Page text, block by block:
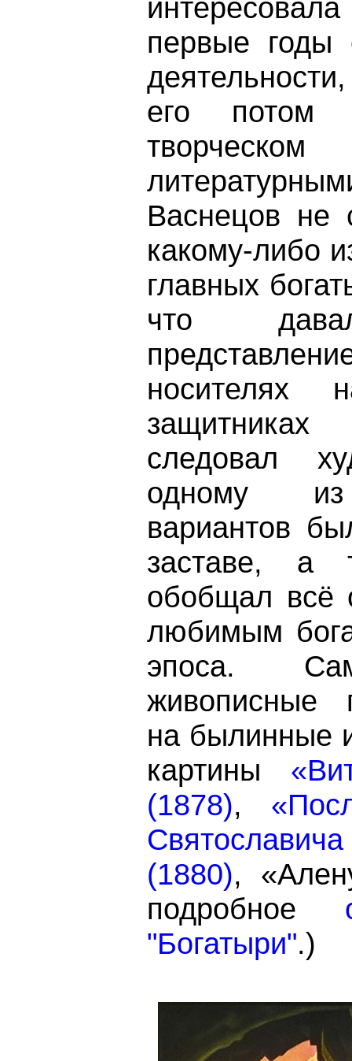
первые годы
его потом
Васнецов не
какому-либо
главных
что
носителях
следовал
одному из
вариантов
заставе, а
обобщал всё
любимым
эпоса.
живописные
на былинные
картины
(1878),
(1880),
подробное
"Богатыри".)